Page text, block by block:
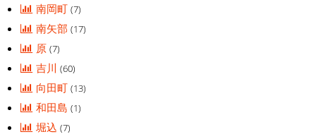
南岡町(7)
南矢部(17)
原(7)
吉川(60)
向田町(13)
和田島(1)
堀込(7)